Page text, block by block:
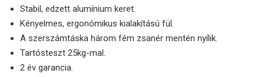
Stabil, edzett alumínium keret.
Kényelmes, ergonómikus kialakítású fül.
A szerszámtáska három fém zsanér mentén nyílik.
Tartósteszt 25kg-mal.
2 év garancia.